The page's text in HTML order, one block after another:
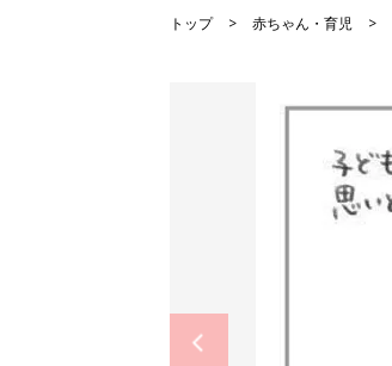
トップ 赤ちゃん・育児